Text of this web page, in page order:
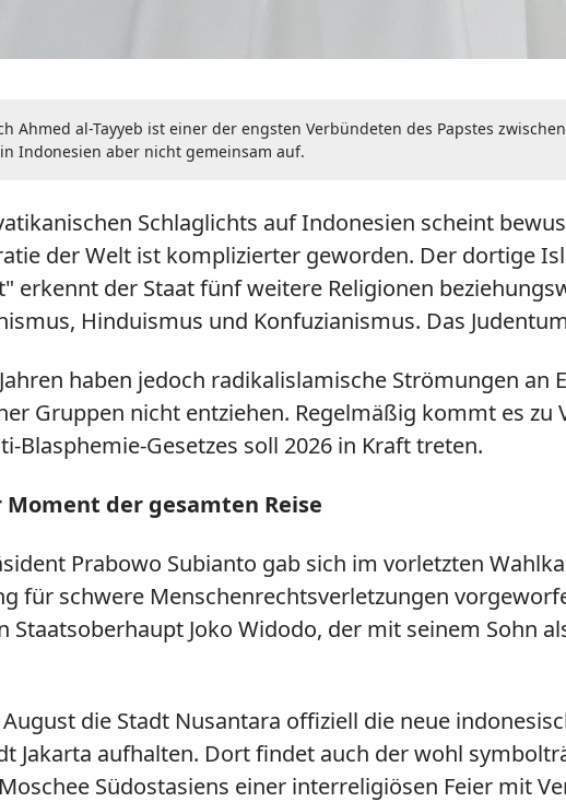
Ahmed al-Tayyeb ist einer der engsten Verbündeten des Papstes
Indonesien aber nicht gemeinsam auf.
Schlaglichts auf Indonesien scheint
der Welt ist komplizierter geworden. Der dortige
erkennt der Staat fünf weitere Religionen
Hinduismus und Konfuzianismus. Das
haben jedoch radikalislamische Strömungen
Gruppen nicht entziehen. Regelmäßig kommt es
Blasphemie-Gesetzes soll 2026 in Kraft treten.
der gesamten Reise
Prabowo Subianto gab sich im vorletzten
für schwere Menschenrechtsverletzungen
Staatsoberhaupt Joko Widodo, der mit seinem Sohn
die Stadt Nusantara offiziell die neue
Jakarta aufhalten. Dort findet auch der wohl
Südostasiens einer interreligiösen Feier mit